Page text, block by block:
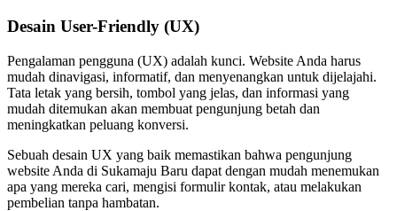
Desain User-Friendly (UX)
Pengalaman pengguna (UX) adalah kunci. Website Anda harus
mudah dinavigasi, informatif, dan menyenangkan untuk dijelajahi.
Tata letak yang bersih, tombol yang jelas, dan informasi yang
mudah ditemukan akan membuat pengunjung betah dan
meningkatkan peluang konversi.
Sebuah desain UX yang baik memastikan bahwa pengunjung
website Anda di Sukamaju Baru dapat dengan mudah menemukan
apa yang mereka cari, mengisi formulir kontak, atau melakukan
pembelian tanpa hambatan.